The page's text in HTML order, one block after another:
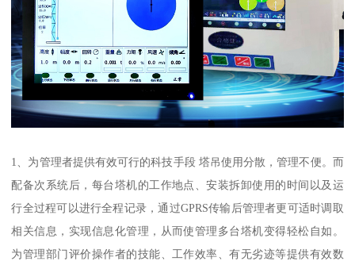
1、为管理者提供有效可行的科技手段 塔吊使用分散，管理不便。而
配备次系统后，每台塔机的工作地点、安装拆卸使用的时间以及运
行全过程可以进行全程记录，通过GPRS传输后管理者更可适时调取
相关信息，实现信息化管理，从而使管理多台塔机变得轻松自如。
为管理部门评价操作者的技能、工作效率、有无劣迹等提供有效数